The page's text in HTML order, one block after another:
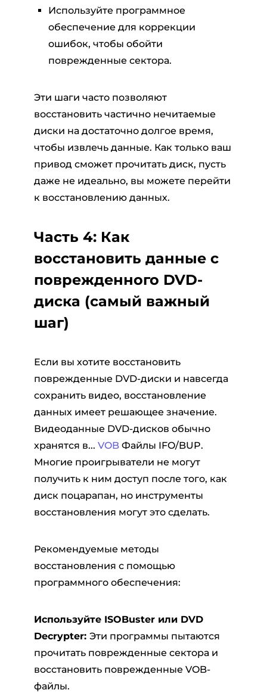
Используйте программное
обеспечение для коррекции
ошибок, чтобы обойти
поврежденные сектора.
Эти шаги часто позволяют
восстановить частично нечитаемые
диски на достаточно долгое время,
чтобы извлечь данные. Как только ваш
привод сможет прочитать диск, пусть
даже не идеально, вы можете перейти
к восстановлению данных.
Часть 4: Как
восстановить данные с
поврежденного DVD-
диска (самый важный
шаг)
Если вы хотите восстановить
поврежденные DVD-диски и навсегда
сохранить видео, восстановление
данных имеет решающее значение.
Видеоданные DVD-дисков обычно
хранятся в... VOBФайлы IFO/BUP.
Многие проигрыватели не могут
получить к ним доступ после того, как
диск поцарапан, но инструменты
восстановления могут это сделать.
Рекомендуемые методы
восстановления с помощью
программного обеспечения:
Используйте ISOBuster или DVD
Decrypter: Эти программы пытаются
прочитать поврежденные сектора и
восстановить поврежденные VOB-
файлы.